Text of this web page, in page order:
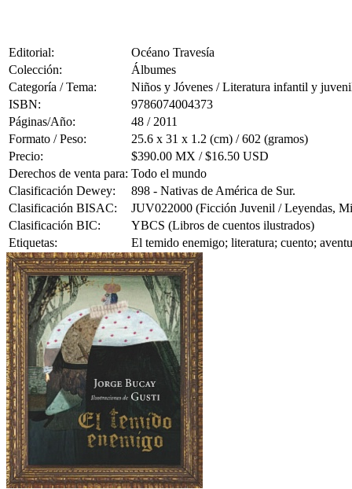
Editorial:
Océano Travesía
Colección:
Álbumes
Categoría / Tema:
Niños y Jóvenes / Literatura infantil y
ISBN:
9786074004373
Páginas/Año:
48 / 2011
Formato / Peso:
25.6 x 31 x 1.2 (cm) / 602 (gramos)
Precio:
$390.00 MX / $16.50 USD
Derechos de venta para: Todo el mundo
Clasificación Dewey:
898 - Nativas de América de Sur.
Clasificación BISAC:
JUV022000 (Ficción Juvenil / Leyendas,
Clasificación BIC:
YBCS (Libros de cuentos ilustrados)
Etiquetas:
El temido enemigo; literatura; cuento;